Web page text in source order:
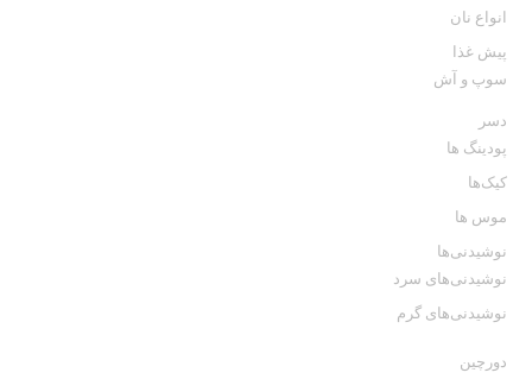
انواع نان
پیش غذا
سوپ و آش
دسر
پودینگ ها
کیک‌ها
موس ها
نوشیدنی‌ها
نوشیدنی‌های سرد
نوشیدنی‌های گرم
دورچین